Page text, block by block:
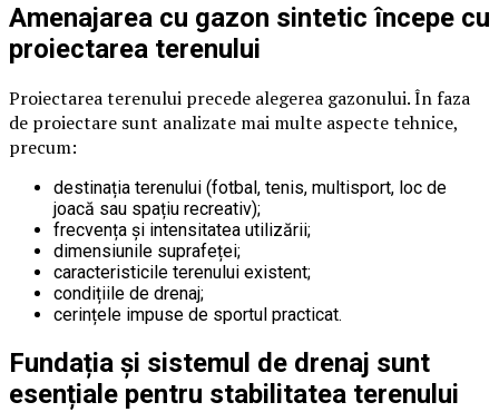
Amenajarea cu gazon sintetic începe cu
proiectarea terenului
Proiectarea terenului precede alegerea gazonului. În faza
de proiectare sunt analizate mai multe aspecte tehnice,
precum:
destinația terenului (fotbal, tenis, multisport, loc de
joacă sau spațiu recreativ);
frecvența și intensitatea utilizării;
dimensiunile suprafeței;
caracteristicile terenului existent;
condițiile de drenaj;
cerințele impuse de sportul practicat.
Fundația și sistemul de drenaj sunt
esențiale pentru stabilitatea terenului